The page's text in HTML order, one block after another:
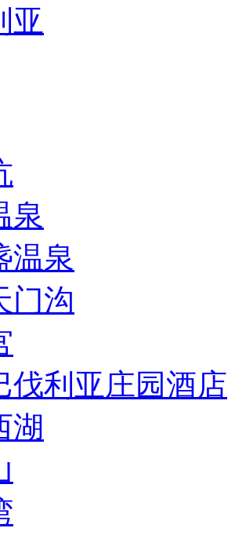
亚
泉
温泉
门沟
伐利亚庄园酒店
湖